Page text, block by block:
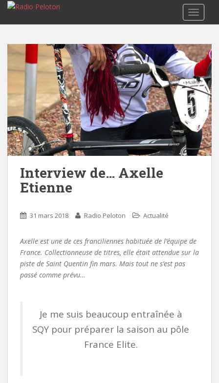
Interview de… Axelle
Etienne
31 mars 2018 Radio Peloton Actualité
Axelle est une de ces franciliennes habituée de l’équipe de
France. Collectionneuse de titres, elle était attendue sur la
piste de Saint Quentin fin mars. Mais tout ne s’est pas
passé comme prévu…
Je me suis beaucoup entraînée à
SQY pour préparer la saison au pôle
France Elite.